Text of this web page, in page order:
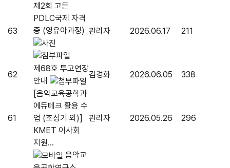
63
제2회 고든
PDLC국제 자격
증 (영유아과정) 관리자 2026.06.17 211
62
제68호 투고연장
안내
김경화 2026.06.05 338
61
[음악교육공학과
에듀테크 활용 수
업 (조성기 외)]
KMET 이사회
지원...
관리자 2026.05.26 296
음악교